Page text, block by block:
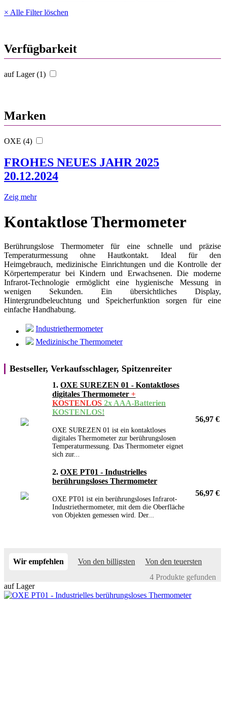
× Alle Filter löschen
Verfügbarkeit
auf Lager (1)
Marken
OXE (4)
FROHES NEUES JAHR 2025
20.12.2024
Zeig mehr
Kontaktlose Thermometer
Berührungslose Thermometer für eine schnelle und präzise
Temperaturmessung ohne Hautkontakt. Ideal für den
Heimgebrauch, medizinische Einrichtungen und die Kontrolle der
Körpertemperatur bei Kindern und Erwachsenen. Die moderne
Infrarot-Technologie ermöglicht eine hygienische Messung in
wenigen Sekunden. Ein übersichtliches Display,
Hintergrundbeleuchtung und Speicherfunktion sorgen für eine
einfache Handhabung.
Industriethermometer
Medizinische Thermometer
Bestseller, Verkaufsschlager, Spitzenreiter
1. OXE SUREZEN 01 - Kontaktloses
digitales Thermometer +
KOSTENLOS 2x AAA-Batterien
KOSTENLOS!
OXE SUREZEN 01 ist ein kontaktloses
digitales Thermometer zur berührungslosen
Temperaturmessung. Das Thermometer eignet
sich zur...
56,97 €
2. OXE PT01 - Industrielles
berührungsloses Thermometer
OXE PT01 ist ein berührungsloses Infrarot-
Industriethermometer, mit dem die Oberfläche
von Objekten gemessen wird. Der...
56,97 €
Wir empfehlen Von den billigsten
Von den teuersten
4 Produkte gefunden
auf Lager